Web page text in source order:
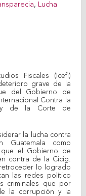
, Lucha
Fiscales (Icefi)
grave de la
del Gobierno de
Contra la
y de la Corte de
la lucha contra
como
el Gobierno de
contra de la Cicig.
lo logrado
las redes político
criminales que por
la corrupción y la